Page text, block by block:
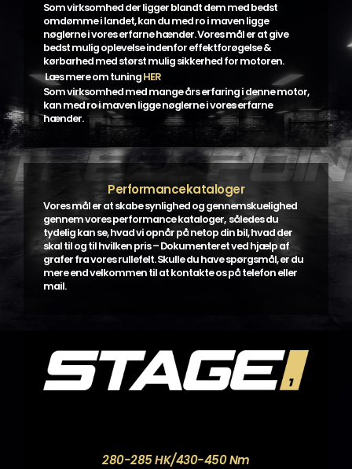
Som virksomhed der ligger blandt dem med bedst
omdømme i landet, kan du med ro i maven ligge
nøglerne i vores erfarne hænder. Vores mål er at give
bedst mulig oplevelse indenfor effektforøgelse &
kørbarhed med størst mulig sikkerhed for motoren.
Læs mere om tuningHER
Som virksomhed med mange års erfaring i denne motor,
kan med ro i maven ligge nøglerne i vores erfarne
hænder.
Performancekataloger
Vores mål er at skabe synlighed og gennemskuelighed
gennem vores performance kataloger, således du
tydelig kan se, hvad vi opnår på netop din bil, hvad der
skal til og til hvilken pris – Dokumenteret ved hjælp af
grafer fra vores rullefelt. Skulle du have spørgsmål, er du
mere end velkommen til at kontakte os på telefon eller
mail.
280-285 HK/430-450 Nm